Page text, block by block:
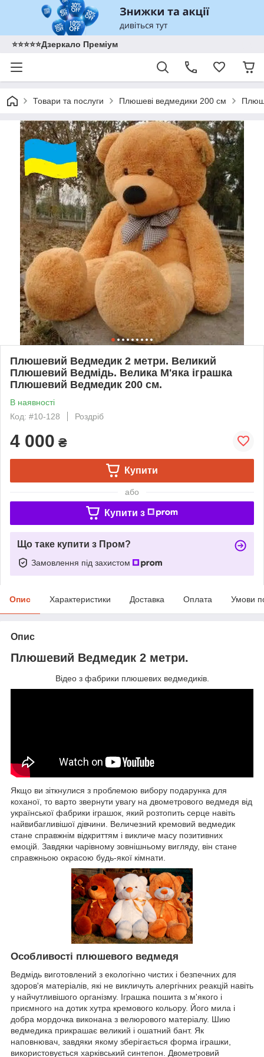
⭐️⭐️⭐️⭐️⭐️Дзеркало Преміум
Товари та послуги Плюшеві ведмедики 200 см
Плюшевий Ведмедик 2 метри. Великий
Плюшевий Ведмідь. Велика М'яка іграшка
Плюшевий Ведмедик 200 см.
В наявності
Код: #10-128
Роздріб
4 000 ₴
Купити
або
Купити з
Що таке купити з Пром?
Замовлення під захистом
Опис Характеристики Доставка Оплата Умови
Опис
Плюшевий Ведмедик 2 метри.
Відео з фабрики плюшевих ведмедиків.
Якщо ви зіткнулися з проблемою вибору подарунка для
коханої, то варто звернути увагу на двометрового ведмедя від
української фабрики іграшок, який розтопить серце навіть
найвибагливішої дівчини. Величезний кремовий ведмедик
стане справжнім відкриттям і викличе масу позитивних
емоцій. Завдяки чарівному зовнішньому вигляду, він стане
справжньою окрасою будь-якої кімнати.
Особливості плюшевого ведмедя
Ведмідь виготовлений з екологічно чистих і безпечних для
здоров'я матеріалів, які не викличуть алергічних реакцій навіть
у найчутливішого організму. Іграшка пошита з м'якого і
приємного на дотик хутра кремового кольору. Його мила і
добра мордочка виконана з велюрового матеріалу. Шию
ведмедика прикрашає великий і ошатний бант. Як
наповнювач, завдяки якому зберігається форма іграшки,
використовується харківський синтепон. Двометровий